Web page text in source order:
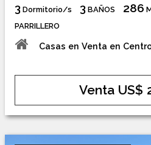
3 Dormitorio/s 3BAÑOS 286
PARRILLERO
Casas en Venta en
Venta US$